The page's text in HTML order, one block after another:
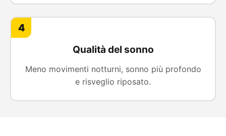
4
Qualità del sonno
Meno movimenti notturni, sonno più profondo
e risveglio riposato.